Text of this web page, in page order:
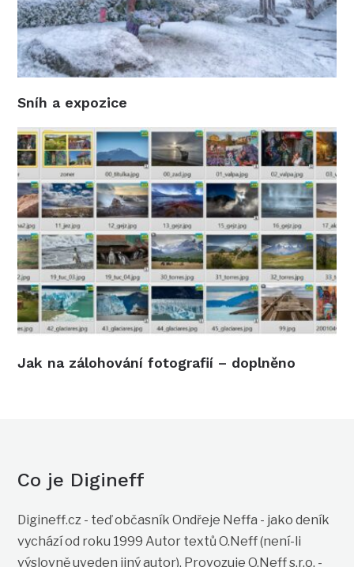
Sníh a expozice
Jak na zálohování fotografií – doplněno
Co je Digineff
Digineff.cz - teď občasník Ondřeje Neffa - jako deník
vychází od roku 1999 Autor textů O.Neff (není-li
výslovně uveden jiný autor). Provozuje O.Neff s.r.o. -